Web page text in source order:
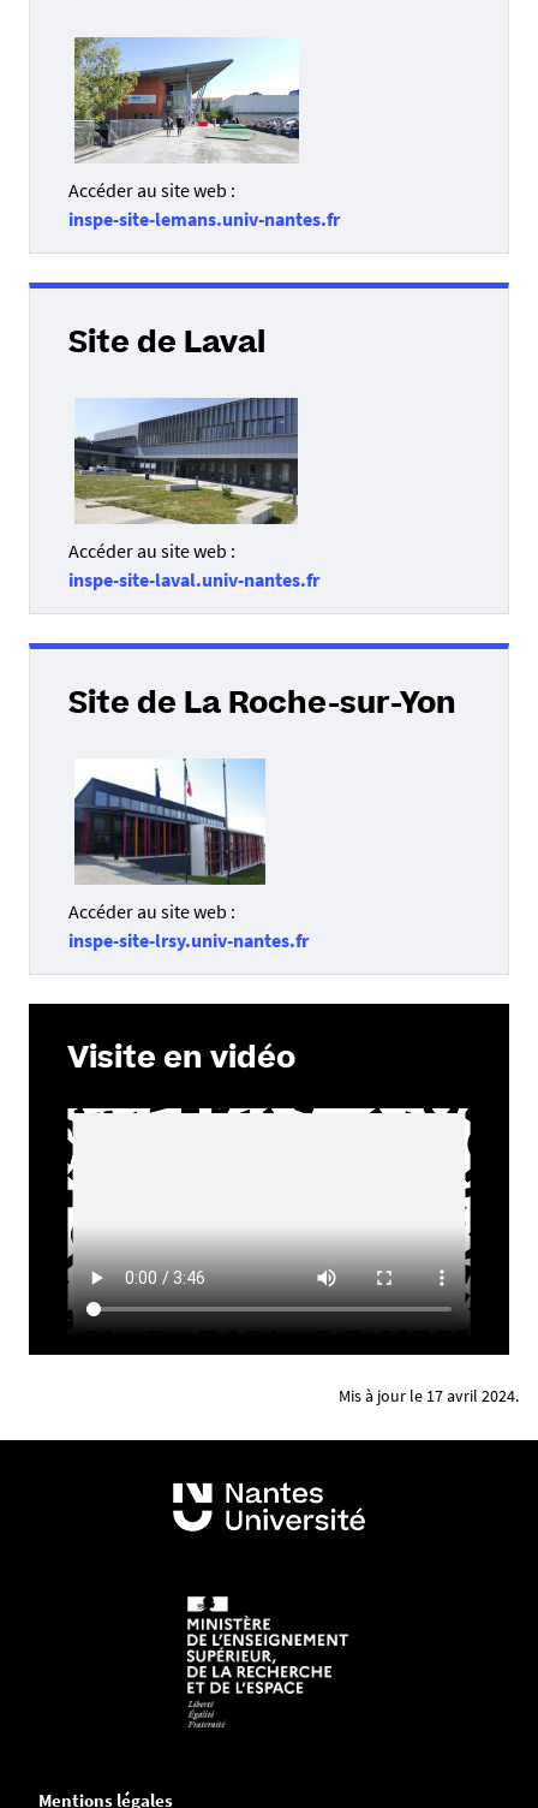
Accéder au site web :
inspe-site-lemans.univ-nantes.fr
Site de Laval
Accéder au site web :
inspe-site-laval.univ-nantes.fr
Site de La Roche-sur-Yon
Accéder au site web :
inspe-site-lrsy.univ-nantes.fr
Visite en vidéo
Mis à jour le 17 avril 2024.
Mentions légales